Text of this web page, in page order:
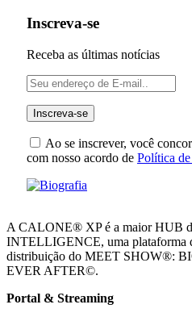
Inscreva-se
Receba as últimas notícias
Ao se inscrever, você
com nosso acordo de Política
A CALONE® XP é a maior HUB
INTELLIGENCE, uma plataforma
distribuição do MEET SHOW®:
EVER AFTER©.
Portal & Streaming